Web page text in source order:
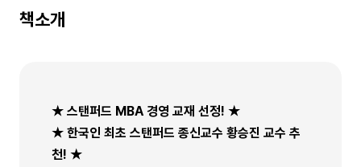
책소개
★ 스탠퍼드 MBA 경영 교재 선정! ★
★ 한국인 최초 스탠퍼드 종신교수 황승진 교수 추
천! ★